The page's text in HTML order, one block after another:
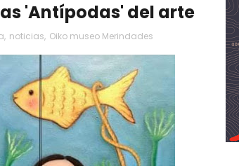
'Antípodas' del arte
, noticias, Oiko museo Merindades